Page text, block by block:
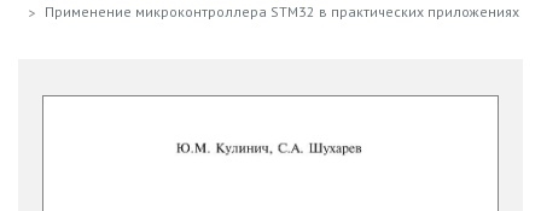
Применение микроконтроллера STM32 в практических приложениях